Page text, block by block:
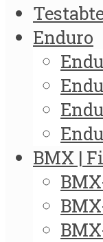
Enduro
BMX |